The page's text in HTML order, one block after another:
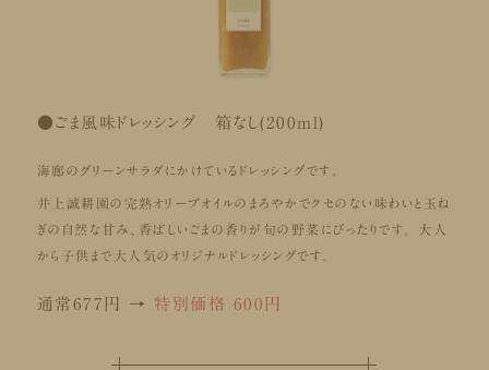
●ごま風味ドレッシング 箱なし(200ml)
海廊のグリーンサラダにかけているドレッシングです。
井上誠耕園の完熟オリーブオイルのまろやかでクセのない味わいと玉ね
ぎの自然な甘み、香ばしいごまの香りが旬の野菜にぴったりです。 大人
から子供まで大人気のオリジナルドレッシングです。
通常677円 → 特別価格 600円